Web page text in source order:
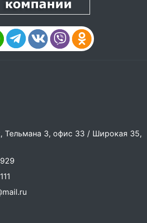
Тельмана 3, офис 33 / Широкая 35,